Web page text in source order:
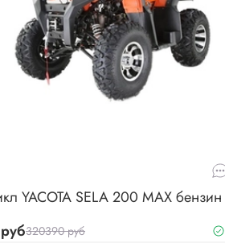
YACOTA SELA 200 MAX бензин
320390 руб